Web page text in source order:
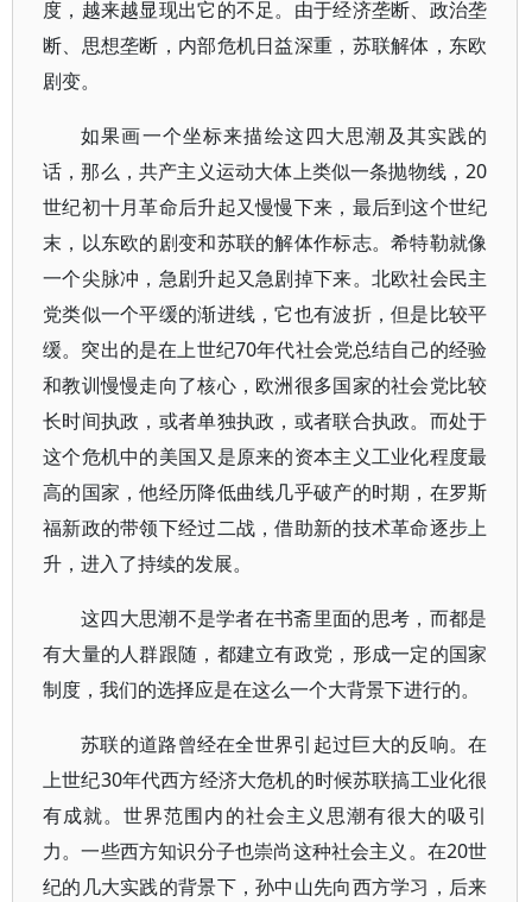
度，越来越显现出它的不足。由于经济垄断、政治垄
断、思想垄断，内部危机日益深重，苏联解体，东欧
剧变。
如果画一个坐标来描绘这四大思潮及其实践的
话，那么，共产主义运动大体上类似一条抛物线，20
世纪初十月革命后升起又慢慢下来，最后到这个世纪
末，以东欧的剧变和苏联的解体作标志。希特勒就像
一个尖脉冲，急剧升起又急剧掉下来。北欧社会民主
党类似一个平缓的渐进线，它也有波折，但是比较平
缓。突出的是在上世纪70年代社会党总结自己的经验
和教训慢慢走向了核心，欧洲很多国家的社会党比较
长时间执政，或者单独执政，或者联合执政。而处于
这个危机中的美国又是原来的资本主义工业化程度最
高的国家，他经历降低曲线几乎破产的时期，在罗斯
福新政的带领下经过二战，借助新的技术革命逐步上
升，进入了持续的发展。
这四大思潮不是学者在书斋里面的思考，而都是
有大量的人群跟随，都建立有政党，形成一定的国家
制度，我们的选择应是在这么一个大背景下进行的。
苏联的道路曾经在全世界引起过巨大的反响。在
上世纪30年代西方经济大危机的时候苏联搞工业化很
有成就。世界范围内的社会主义思潮有很大的吸引
力。一些西方知识分子也崇尚这种社会主义。在20世
纪的几大实践的背景下，孙中山先向西方学习，后来